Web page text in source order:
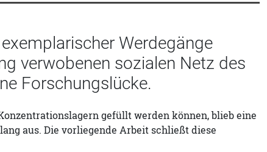
Werdegänge
verwobenen sozialen Netz des
Forschungslücke.
gefüllt werden können, blieb eine
aus. Die vorliegende Arbeit schließt diese